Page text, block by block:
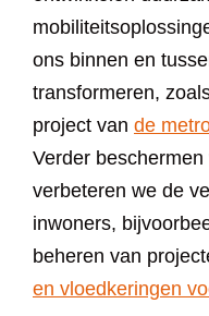
ons binnen en
transformeren,
project van de
Verder
verbeteren we de
inwoners,
beheren van
en vloedkeringen